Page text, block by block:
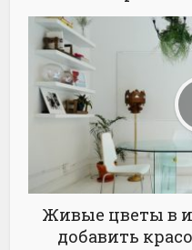
Живые цветы в
добавить